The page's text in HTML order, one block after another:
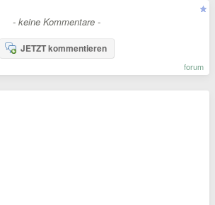
- keine Kommentare -
JETZT kommentieren
forum